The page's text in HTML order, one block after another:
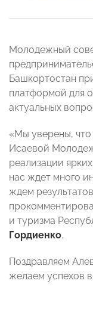
Молодежный
Башкортостан
платформой для
актуальных
«Мы уверены,
Исаевой
реализации
нас ждет много
ждем
и туризма
Гордиенко.
Поздравляем
желаем успехов